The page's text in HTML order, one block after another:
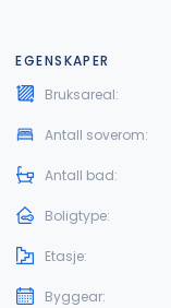
EGENSKAPER
Bruksareal:
Antall soverom:
Antall bad:
Boligtype:
Etasje:
Byggear: